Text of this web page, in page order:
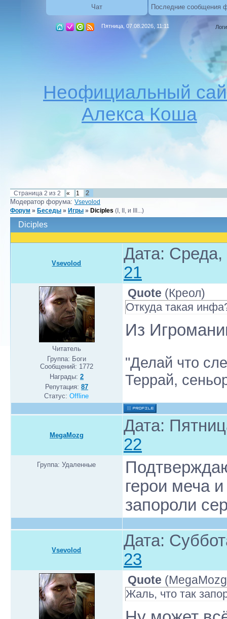
Чат Последние сообщения
Пятница, 07.08.2026, 11:11
Неофициальный
Алекса Коша
Страница 2 из 2 « 1
2
Модератор форума: Vsevolod
Форум » Беседы » Игры » Diciples (I, II, и III...)
Diciples
Vsevolod
Дата:
21
Читатель
Группа: Боги
Сообщений: 1772
Награды: 2
Репутация: 87
Статус:Offline
Quote (Креол)
Откуда такая
Из
"Делай что
Террай,
MegaMozg
Дата:
22
Группа: Удаленные
герои меча
запороли
Vsevolod
Дата:
23
Quote (MegaMozg
Жаль, что так